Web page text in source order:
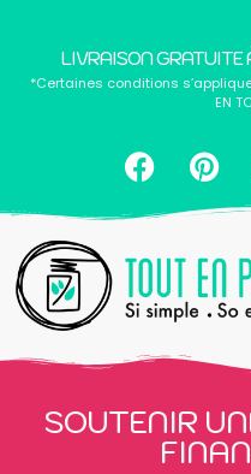
LIVRAISON GRATUITE
*Certaines conditions
EN
SOUTENIR